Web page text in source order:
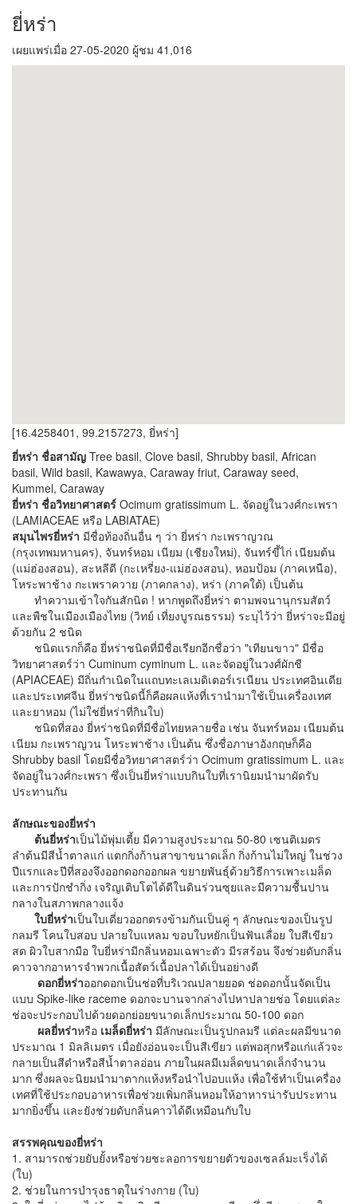
ยี่หร่า
เผยแพร่เมื่อ 27-05-2020 ผู้ชม 41,016
[16.4258401, 99.2157273, ยี่หร่า]
ยี่หร่า ชื่อสามัญ Tree basil, Clove basil, Shrubby basil, African
basil, Wild basil, Kawawya, Caraway friut, Caraway seed,
Kummel, Caraway
ยี่หร่า ชื่อวิทยาศาสตร์ Ocimum gratissimum L. จัดอยู่ในวงศ์กะเพรา
(LAMIACEAE หรือ LABIATAE)
สมุนไพรยี่หร่า มีชื่อท้องถิ่นอื่น ๆ ว่า ยี่หร่า กะเพราญวณ
(กรุงเทพมหานคร), จันทร์หอม เนียม (เชียงใหม่), จันทร์ขี้ไก่ เนียมต้น
(แม่ฮ่องสอน), สะหลีดี (กะเหรี่ยง-แม่ฮ่องสอน), หอมป้อม (ภาคเหนือ),
โหระพาช้าง กะเพราควาย (ภาคกลาง), หร่า (ภาคใต้) เป็นต้น
ทำความเข้าใจกันสักนิด ! หากพูดถึงยี่หร่า ตามพจนานุกรมสัตว์
และพืชในเมืองเมืองไทย (วิทย์ เที่ยงบูรณธรรม) ระบุไว้ว่า ยี่หร่าจะมีอยู่
ด้วยกัน 2 ชนิด
ชนิดแรกก็คือ ยี่หร่าชนิดที่มีชื่อเรียกอีกชื่อว่า "เทียนขาว" มีชื่อ
วิทยาศาสตร์ว่า Cuminum cyminum L. และจัดอยู่ในวงศ์ผักชี
(APIACEAE) มีถิ่นกำเนิดในแถบทะเลเมดิเตอร์เรเนียน ประเทศอินเดีย
และประเทศจีน ยี่หร่าชนิดนี้ก็คือผลแห้งที่เรานำมาใช้เป็นเครื่องเทศ
และยาหอม (ไม่ใช่ยี่หร่าที่กินใบ)
ชนิดที่สอง ยี่หร่าชนิดที่มีชื่อไทยหลายชื่อ เช่น จันทร์หอม เนียมต้น
เนียม กะเพราญวน โหระพาช้าง เป็นต้น ซึ่งชื่อภาษาอังกฤษก็คือ
Shrubby basil โดยมีชื่อวิทยาศาสตร์ว่า Ocimum gratissimum L. และ
จัดอยู่ในวงศ์กะเพรา ซึ่งเป็นยี่หร่าแบบกินใบที่เรานิยมนำมาผัดรับ
ประทานกัน
ลักษณะของยี่หร่า
ต้นยี่หร่าเป็นไม้พุ่มเตี้ย มีความสูงประมาณ 50-80 เซนติเมตร
ลำต้นมีสีน้ำตาลแก่ แตกกิ่งก้านสาขาขนาดเล็ก กิ่งก้านไม่ใหญ่ ในช่วง
ปีแรกและปีที่สองจึงออกดอกออกผล ขยายพันธุ์ด้วยวิธีการเพาะเมล็ด
และการปักชำกิ่ง เจริญเติบโตได้ดีในดินร่วนซุยและมีความชื้นปาน
กลางในสภาพกลางแจ้ง
ใบยี่หร่าเป็นใบเดี่ยวออกตรงข้ามกันเป็นคู่ ๆ ลักษณะของเป็นรูป
กลมรี โคนใบสอบ ปลายใบแหลม ขอบใบหยักเป็นฟันเลื่อย ใบสีเขียว
สด ผิวใบสากมือ ใบยี่หร่ามีกลิ่นหอมเฉพาะตัว มีรสร้อน จึงช่วยดับกลิ่น
คาวจากอาหารจำพวกเนื้อสัตว์เนื้อปลาได้เป็นอย่างดี
ดอกยี่หร่าออกดอกเป็นช่อที่บริเวณปลายยอด ช่อดอกนั้นจัดเป็น
แบบ Spike-like raceme ดอกจะบานจากล่างไปหาปลายช่อ โดยแต่ละ
ช่อจะประกอบไปด้วยดอกย่อยขนาดเล็กประมาณ 50-100 ดอก
ผลยี่หร่าหรือ เมล็ดยี่หร่า มีลักษณะเป็นรูปกลมรี แต่ละผลมีขนาด
ประมาณ 1 มิลลิเมตร เมื่อยังอ่อนจะเป็นสีเขียว แต่พอสุกหรือแก่แล้วจะ
กลายเป็นสีดำหรือสีน้ำตาลอ่อน ภายในผลมีเมล็ดขนาดเล็กจำนวน
มาก ซึ่งผลจะนิยมนำมาตากแห้งหรือนำไปอบแห้ง เพื่อใช้ทำเป็นเครื่อง
เทศที่ใช้ประกอบอาหารเพื่อช่วยเพิ่มกลิ่นหอมให้อาหารน่ารับประทาน
มากยิ่งขึ้น และยังช่วยดับกลิ่นคาวได้ดีเหมือนกับใบ
สรรพคุณของยี่หร่า
1. สามารถช่วยยับยั้งหรือช่วยชะลอการขยายตัวของเซลล์มะเร็งได้
(ใบ)
2. ช่วยในการบำรุงธาตุในร่างกาย (ใบ)